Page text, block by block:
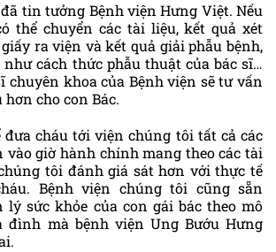
tin tưởng Bệnh viện Hưng Việt. Nếu
thể chuyển các tài liệu, kết quả xét
ra viện và kết quả giải phẫu bệnh,
cách thức phẫu thuật của bác sĩ…
chuyên khoa của Bệnh viện sẽ tư vấn
cho con Bác.
đưa cháu tới viện chúng tôi tất cả các
giờ hành chính mang theo các tài
tôi đánh giá sát hơn với thực tế
Bệnh viện chúng tôi cũng sẵn
lý sức khỏe của con gái bác theo mô
đình mà bệnh viện Ung Bướu Hưng